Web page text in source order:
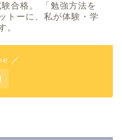
合格。 「勉強方法を
トーに、私が体験・学
。
／